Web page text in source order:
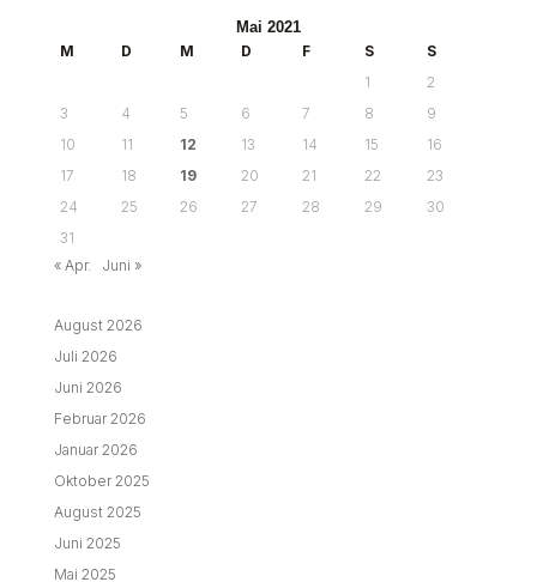
Mai 2021
M
D M D F S
S
1
2
3
4 5 6 7 8
9
10
11 12 13 14 15
16
17
18 19 20 21 22
23
24
25 26 27 28 29
30
31
« Apr.
Juni »
August 2026
Juli 2026
Juni 2026
Februar 2026
Januar 2026
Oktober 2025
August 2025
Juni 2025
Mai 2025